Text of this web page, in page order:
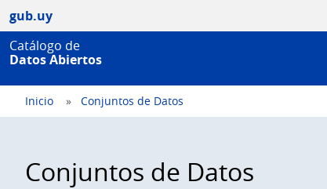
gub.uy
Catálogo de
Datos Abiertos
Inicio Conjuntos de Datos
Conjuntos de Datos